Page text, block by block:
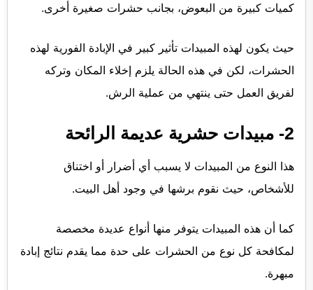
كميات كبيرة من البعوض، بجانب حشرات صغيرة أخرى.
حيث يكون لهذه المبيدات تأثير كبير في الإبادة الفورية لهذه
الحشرات، لكن في هذه الحالة يلزم إخلاء المكان وتركه
لفريق العمل حتى ينتهي من عملية الرش.
2- مبيدات حشرية عديمة الرائحة
هذا النوع من المبيدات لا يسبب أي أضرار أو اختناق
للأشخاص، حيث نقوم برشها في وجود أهل البيت.
كما أن هذه المبيدات يتوفر منها أنواع عديدة مخصصة
لمكافحة كل نوع من الحشرات على حدة مما يقدم نتائج إبادة
مبهرة.